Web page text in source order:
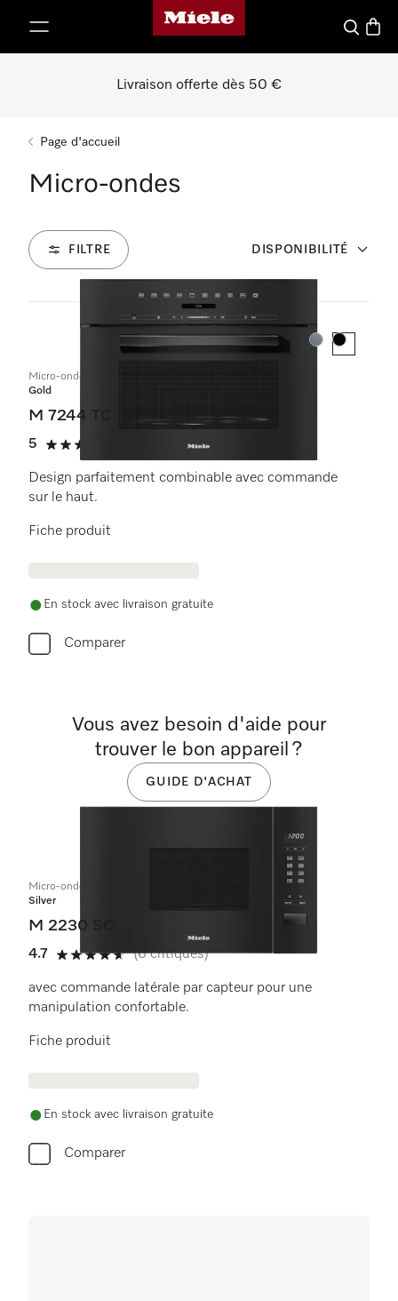
Page d'accueil de Miele
Panier
Livraison offerte dès 50 €
Page d'accueil
Micro-ondes
FILTRE DISPONIBILITÉ
7
Produits
Couleur:Couleur:
Micro-ondes encastrable
Gold
M 7244 TC
5
5 étoiles sur 5
(6 critiques)
Design parfaitement combinable avec commande
sur le haut.
Fiche produit
En stock avec livraison gratuite
Comparer
Micro-ondes encastrable
Silver
M 2230 SC
4.7
4.7 étoiles sur 5
(6 critiques)
avec commande latérale par capteur pour une
manipulation confortable.
Fiche produit
En stock avec livraison gratuite
Comparer
Vous avez besoin d'aide pour
trouver le bon appareil ?
GUIDE D'ACHAT